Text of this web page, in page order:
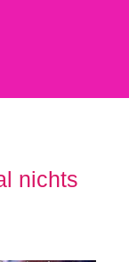
nichts